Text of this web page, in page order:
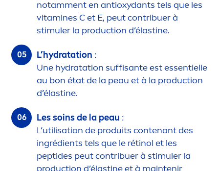
notamment en antioxydants tels que les
vitamines C et E, peut contribuer à
stimuler la production d’élastine.
L’hydratation :
Une hydratation suffisante est essentielle
au bon état de la peau et à la production
d’élastine.
Les soins de la peau :
L’utilisation de produits contenant des
ingrédients tels que le rétinol et les
peptides peut contribuer à stimuler la
production d’élastine et à maintenir